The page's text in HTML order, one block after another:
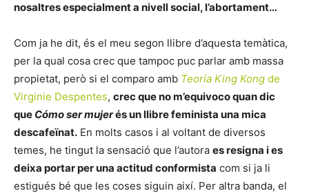
nosaltres especialment a nivell social, l’abortament…
Com ja he dit, és el meu segon llibre d’aquesta temàtica,
per la qual cosa crec que tampoc puc parlar amb massa
propietat, però si el comparo amb Teoría King Kong de
Virginie Despentes, crec que no m’equivoco quan dic
que Cómo ser mujerés un llibre feminista una mica
descafeïnat. En molts casos i al voltant de diversos
temes, he tingut la sensació que l’autora es resigna i es
deixa portar per una actitud conformista com si ja li
estigués bé que les coses siguin així. Per altra banda, el